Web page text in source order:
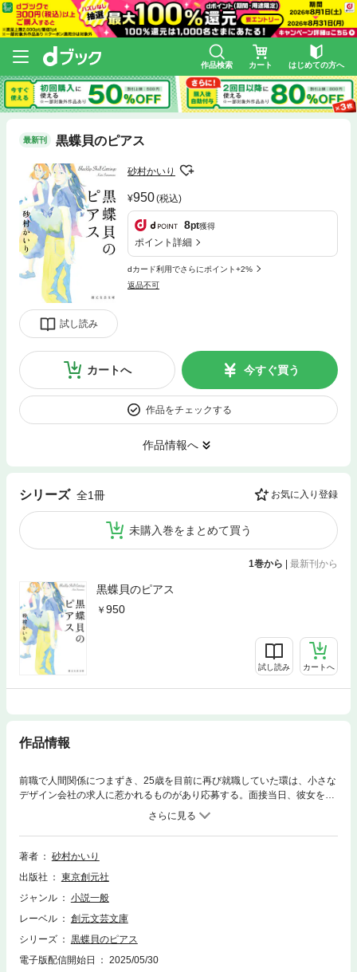
作品検索 カート はじめての方へ
最新刊 黒蝶貝のピアス
試し読み
砂村かいり
950(税込)
8pt獲得
ポイント詳細
dカード利用でさらにポイント+2%
返品不可
カートへ 今すぐ買う
作品をチェックする
作品情報へ
シリーズ 全1冊 お気に入り登録
未購入巻をまとめて買う
1巻から | 最新刊から
黒蝶貝のピアス
950
試し読み カートへ
作品情報
前職で人間関係につまずき、25歳を目前に再び就職していた環は、小さな
デザイン会社の求人に惹かれるものがあり応募する。面接当日、彼女を待
ち受けていた社長は、子どもの頃に見た地元のアイドルユニットで一番輝
いて見えた、あの人だった──。アイドルをやめて会社を起こした菜里子
と、アイドル時代の彼女にあこがれて芸能界に入ることを夢見ていた環。
ふたりは不器用に、けれど真摯に向き合いながら、互いの過去やそれぞれ
育った環境──全てを乗り越えた先の物語。／解説＝瀧井朝世
著者
砂村かいり
出版社
東京創元社
ジャンル
小説一般
レーベル
創元文芸文庫
シリーズ
黒蝶貝のピアス
電子版配信開始日
2025/05/30